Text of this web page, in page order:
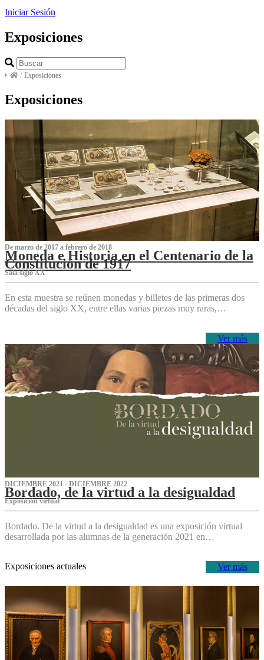
Iniciar Sesión
Exposiciones
/ Exposiciones
Exposiciones
De marzo de 2017 a febrero de 2018
Moneda e Historia en el Centenario de la
Constitución de 1917
Sala siglo XX
En esta muestra se reúnen monedas y billetes de las primeras dos
décadas del siglo XX, entre ellas varias piezas muy raras,…
Ver más
DICIEMBRE 2021 - DICIEMBRE 2022
Bordado, de la virtud a la desigualdad
Exposición virtual‌
Bordado. De la virtud a la desigualdad es una exposición virtual
desarrollada por las alumnas de la generación 2021 en…
Ver más
Exposiciones actuales